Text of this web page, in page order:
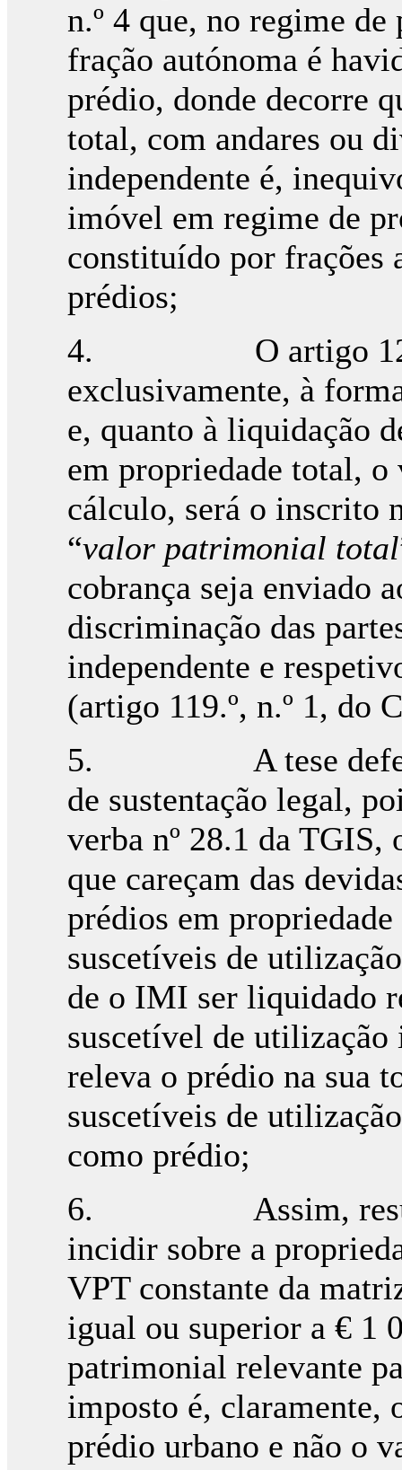
n.º 4 que, no regime
fração autónoma é
prédio, donde decorre
total, com andares ou
independente é,
imóvel em regime de
constituído por frações
prédios;
4. O artigo 12.º,
exclusivamente, à
e, quanto à liquidação
em propriedade total, o
cálculo, será o inscrito
“valor patrimonial total
cobrança seja enviado
discriminação das
independente e
(artigo 119.º, n.º 1, do
5. A tese
de sustentação legal,
verba nº 28.1 da TGIS,
que careçam das
prédios em
suscetíveis de
de o IMI ser liquidado
suscetível de utilização
releva o prédio na sua
suscetíveis de
como prédio;
6. Assim, resulta
incidir sobre a
VPT constante da
igual ou superior a € 1
patrimonial relevante
imposto é,
prédio urbano e não o